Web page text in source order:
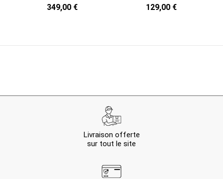
349,00 € 129,00 €
Livraison offerte
sur tout le site